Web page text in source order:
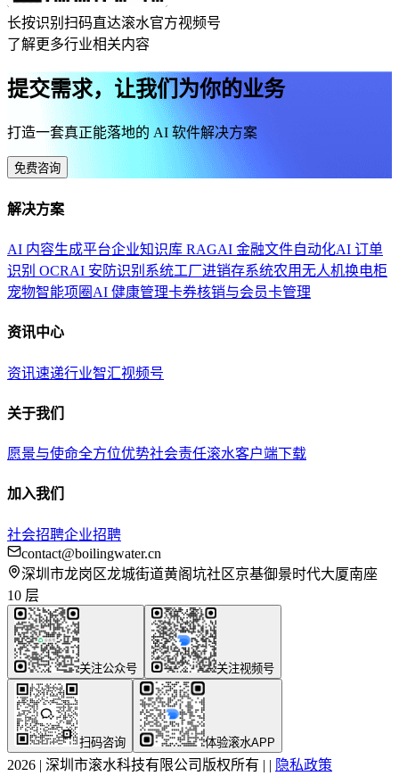
长按识别扫码直达滚水官方视频号
了解更多行业相关内容
提交需求，让我们为你的业务
打造一套真正能落地的 AI 软件解决方案
免费咨询
解决方案
AI 内容生成平台企业知识库 RAGAI 金融文件自动化AI 订单
识别 OCRAI 安防识别系统工厂进销存系统农用无人机换电柜
宠物智能项圈 AI 健康管理卡券核销与会员卡管理
资讯中心
资讯速递行业智汇视频号
关于我们
愿景与使命全方位优势社会责任滚水客户端下载
加入我们
社会招聘企业招聘
contact@boilingwater.cn
深圳市龙岗区龙城街道黄阁坑社区京基御景时代大厦南座
10 层
关注公众号 关注视频号
扫码咨询 体验滚水APP
2026 | 深圳市滚水科技有限公司版权所有 | | 隐私政策